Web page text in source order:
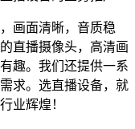
画面清晰，音质稳
直播摄像头，高清画
趣。我们还提供一系
求。选直播设备，就
业辉煌！